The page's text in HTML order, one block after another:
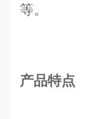
等。
产品特点